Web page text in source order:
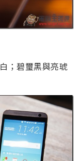
；碧璽黑與亮琥